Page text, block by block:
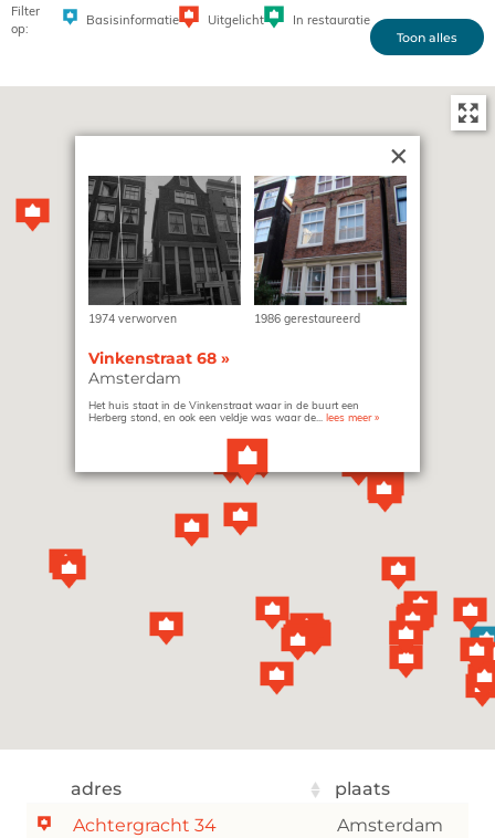
Filter
op:
Basisinformatie Uitgelicht In restauratie
Toon alles
1974 verworven 1986 gerestaureerd
Vinkenstraat 68 »
Amsterdam
Het huis staat in de Vinkenstraat waar in de buurt een
Herberg stond, en ook een veldje was waar de... lees meer»
adres
plaats
Achtergracht 34
Amsterdam